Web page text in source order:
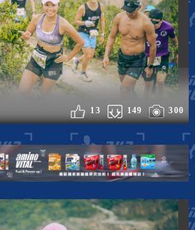
300
149
13